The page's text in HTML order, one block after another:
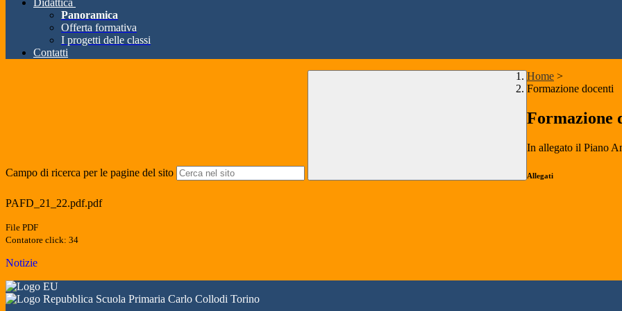
Didattica
Panoramica
Offerta formativa
I progetti delle classi
Contatti
Campo di ricerca per le pagine del sito
Home >
Formazione docenti
Formazione
In allegato il Piano
Allegati
PAFD_21_22.pdf.pdf
File PDF
Contatore click: 34
Notizie
Scuola Primaria Carlo Collodi Torino